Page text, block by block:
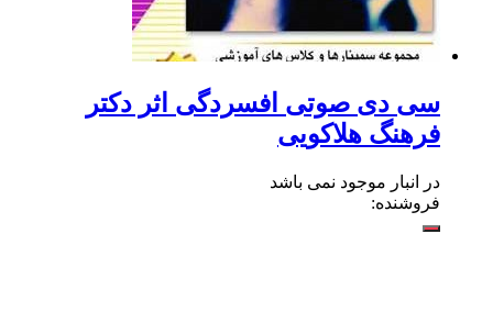
سی دی صوتی افسردگی اثر دکتر
فرهنگ هلاکویی
در انبار موجود نمی باشد
فروشنده: